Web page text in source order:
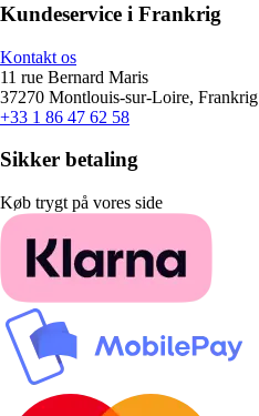
Kundeservice i Frankrig
Kontakt os
11 rue Bernard Maris
37270 Montlouis-sur-Loire, Frankrig
+33 1 86 47 62 58
Sikker betaling
Køb trygt på vores side